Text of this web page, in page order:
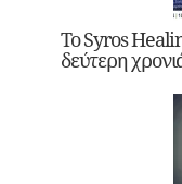
Το Syros
δεύτερη